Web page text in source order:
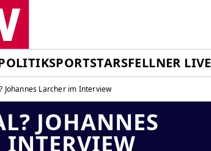
SPORTSTARSFELLNER LIVE
Johannes Larcher im Interview
JOHANNES
INTERVIEW